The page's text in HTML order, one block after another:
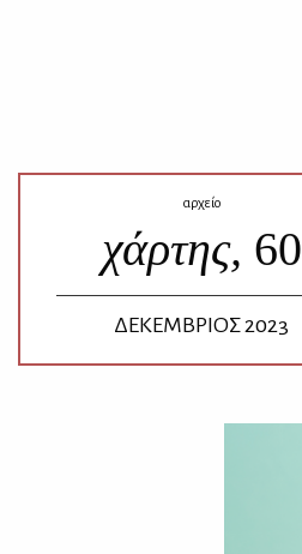
αρχείο
χάρτης, 60
ΔΕΚΕΜΒΡΙΟΣ 2023